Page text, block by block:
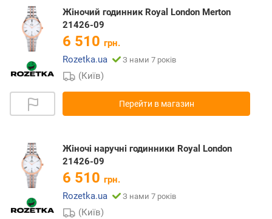
Жіночий годинник Royal London Merton
21426-09
6 510 грн.
Rozetka.ua
З нами 7 років
(Київ)
Перейти в магазин
Жіночі наручні годинники Royal London
21426-09
6 510 грн.
Rozetka.ua
З нами 7 років
(Київ)